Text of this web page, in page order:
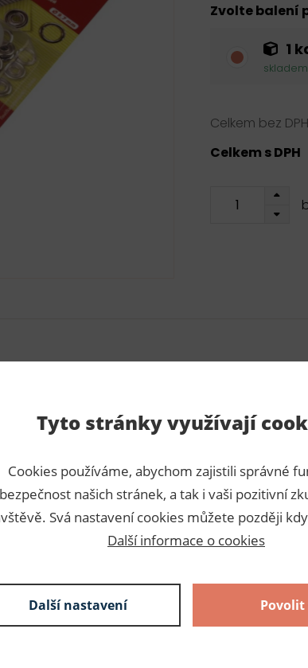
Zvolte balení
1
skladem
Celkem bez DPH
Celkem s DPH
Knoflíky se používají
provádí mini lisem, který je
nerezavějící.
Tyto stránky využívají
Cookies používáme, abychom zajistili správné
bezpečnost našich stránek, a tak i vaši pozitivní
Svá nastavení cookies můžete později
Další informace o cookies
Další nastavení Povolit